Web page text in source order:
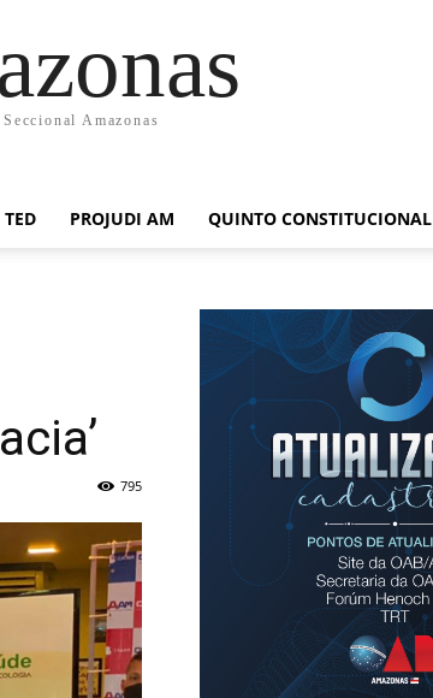
Amazonas
TED PROJUDI AM QUINTO CONSTITUCIONAL
795